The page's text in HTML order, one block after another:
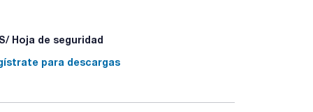
Hoja de seguridad
para descargas